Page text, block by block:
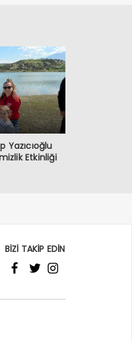
Yazıcıoğlu
Etkinliği
BİZİ TAKİP EDİN